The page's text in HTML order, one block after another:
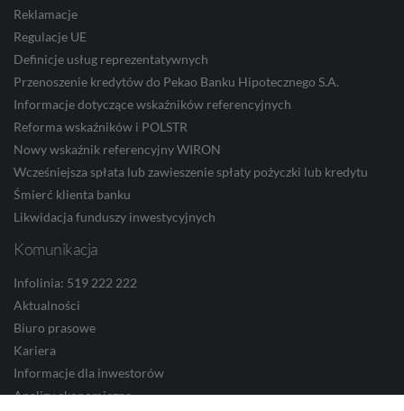
Reklamacje
Regulacje UE
Definicje usług reprezentatywnych
Przenoszenie kredytów do Pekao Banku Hipotecznego S.A.
Informacje dotyczące wskaźników referencyjnych
Reforma wskaźników i POLSTR
Nowy wskaźnik referencyjny WIRON
Wcześniejsza spłata lub zawieszenie spłaty pożyczki lub kredytu
Śmierć klienta banku
Likwidacja funduszy inwestycyjnych
Komunikacja
Infolinia: 519 222 222
Aktualności
Biuro prasowe
Kariera
Informacje dla inwestorów
Analizy ekonomiczne